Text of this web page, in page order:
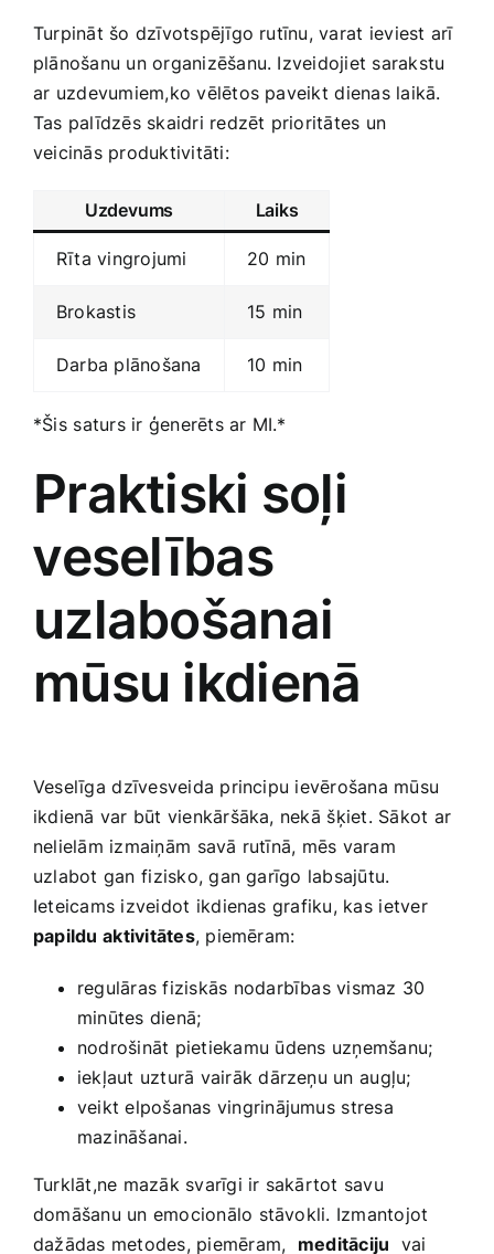
Turpināt šo dzīvotspējīgo rutīnu, varat⁣ ieviest arī
‍plānošanu un organizēšanu. Izveidojiet sarakstu
⁢ar uzdevumiem,ko vēlētos paveikt ⁤dienas laikā.​
Tas palīdzēs skaidri redzēt prioritātes ​un
veicinās produktivitāti:
Uzdevums Laiks
Rīta vingrojumi 20 min
Brokastis 15 min
Darba​ plānošana 10 min
*Šis ⁤saturs ir ‌ģenerēts ‌ar MI.*
Praktiski soļi
⁣veselības
uzlabošanai
mūsu ikdienā
Veselīga ⁤dzīvesveida principu ievērošana mūsu
ikdienā ‍var būt ‌vienkāršāka, nekā ⁤šķiet. Sākot⁤ ar‍
nelielām izmaiņām ⁤savā rutīnā, mēs‍ varam
uzlabot ​gan⁣ fizisko, gan garīgo labsajūtu.
Ieteicams izveidot⁣ ikdienas grafiku, kas⁤ ietver
papildu⁢ aktivitātes, piemēram:
regulāras fiziskās‍ nodarbības ​vismaz 30
minūtes dienā;
nodrošināt pietiekamu ūdens ⁤uzņemšanu;
iekļaut uzturā vairāk dārzeņu un ⁣augļu;
veikt elpošanas vingrinājumus⁤ stresa
mazināšanai.
Turklāt,ne mazāk svarīgi ‍ir sakārtot savu
domāšanu un emocionālo ‍stāvokli. Izmantojot
dažādas metodes, piemēram, ⁣ meditāciju ‍ vai